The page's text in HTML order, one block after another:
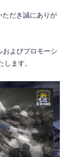
ただき誠にありが
およびプロモーシ
ます。